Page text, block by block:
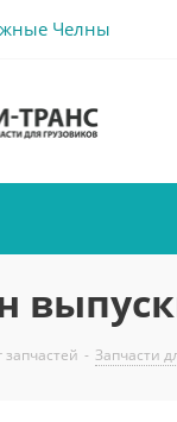
Челны
запчастей - Запчасти